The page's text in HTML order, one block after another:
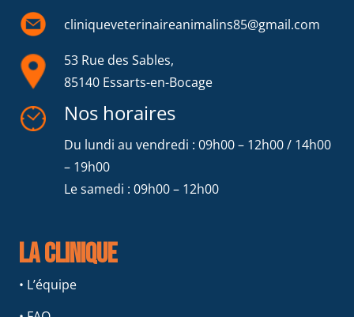
cliniqueveterinaireanimalins85@gmail.com
53 Rue des Sables,
85140 Essarts-en-Bocage
Nos horaires
Du lundi au vendredi : 09h00 – 12h00 / 14h00
– 19h00
Le samedi : 09h00 – 12h00
La clinique
• L’équipe